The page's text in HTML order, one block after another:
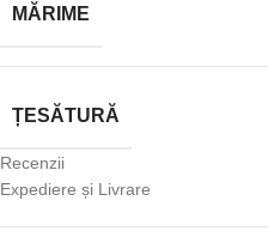
MĂRIME
ȚESĂTURĂ
Recenzii
Expediere și Livrare